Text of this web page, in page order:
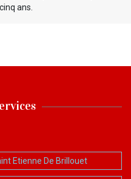
ans.
Etienne De Brillouet